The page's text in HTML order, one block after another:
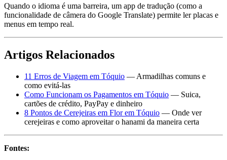
Quando o idioma é uma barreira, um app de tradução (como a
funcionalidade de câmera do Google Translate) permite ler placas e
menus em tempo real.
Artigos Relacionados
11 Erros de Viagem em Tóquio — Armadilhas comuns e
como evitá-las
Como Funcionam os Pagamentos em Tóquio — Suica,
cartões de crédito, PayPay e dinheiro
8 Pontos de Cerejeiras em Flor em Tóquio — Onde ver
cerejeiras e como aproveitar o hanami da maneira certa
Fontes: